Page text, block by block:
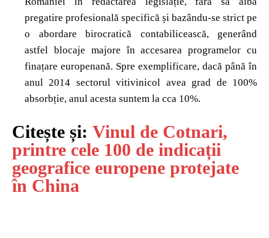
pregatire profesională specifică și bazându-se strict pe
o abordare birocratică contabilicească, generând
astfel blocaje majore în accesarea programelor cu
finațare europenană. Spre exemplificare, dacă până în
anul 2014 sectorul vitivinicol avea grad de 100%
absorbție, anul acesta suntem la cca 10%.
Citește și: Vinul de Cotnari,
printre cele 100 de indicații
geografice europene protejate
în China